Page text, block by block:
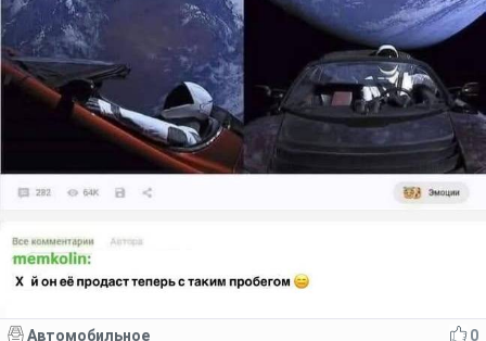
0
Автомобильное